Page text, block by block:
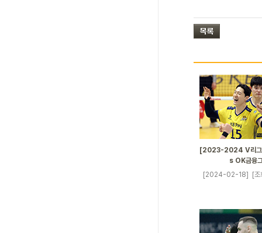
[2023-2024 V리그
s OK금융
[2024-02-18]
[